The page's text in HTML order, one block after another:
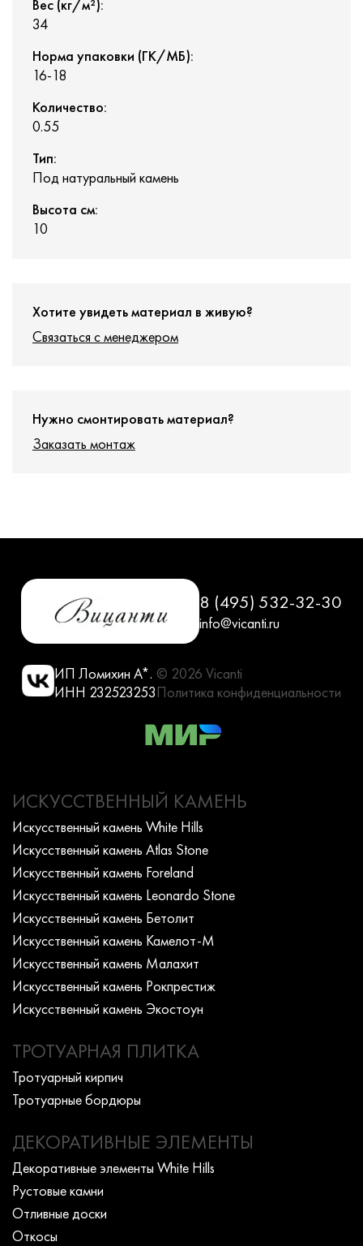
Вес (кг/м²):
34
Норма упаковки (ГК/МБ):
16-18
Количество:
0.55
Тип:
Под натуральный камень
Высота см:
10
Хотите увидеть материал в живую?
Связаться с менеджером
Нужно смонтировать материал?
Заказать монтаж
8 (495) 532-32-30
info@vicanti.ru
ИП Ломихин А*.
ИНН 232523253
© 2026 Vicanti
Политика конфиденциальности
ИСКУССТВЕННЫЙ КАМЕНЬ
Искусcтвенный камень White Hills
Искусcтвенный камень Atlas Stone
Искусcтвенный камень Foreland
Искусcтвенный камень Leonardo Stone
Искусcтвенный камень Бетолит
Искусcтвенный камень Камелот-М
Искусcтвенный камень Малахит
Искусcтвенный камень Рокпрестиж
Искусcтвенный камень Экостоун
ТРОТУАРНАЯ ПЛИТКА
Тротуарный кирпич
Тротуарные бордюры
ДЕКОРАТИВНЫЕ ЭЛЕМЕНТЫ
Декоративные элементы White Hills
Рустовые камни
Отливные доски
Откосы